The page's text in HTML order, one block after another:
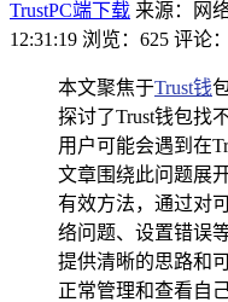
TrustPC端下载 来源：网
12:31:19 浏览：625 评论
本文聚焦于Trust钱
探讨了Trust钱包找
用户可能会遇到在
文章围绕此问题展
有效方法，通过对
络问题、设置错误
提供清晰的思路和
正常管理和查看自